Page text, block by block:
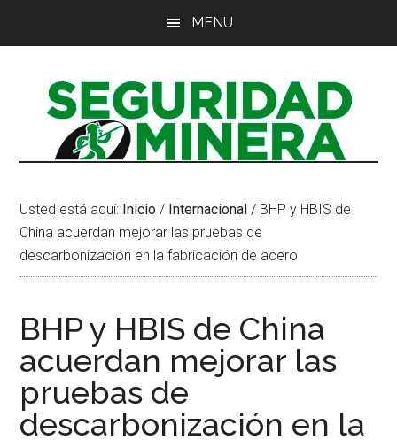
principal
MENU
Usted está aquí: Inicio / Internacional / BHP y HBIS de
China acuerdan mejorar las pruebas de
descarbonización en la fabricación de acero
BHP y HBIS de China
acuerdan mejorar las
pruebas de
descarbonización en la